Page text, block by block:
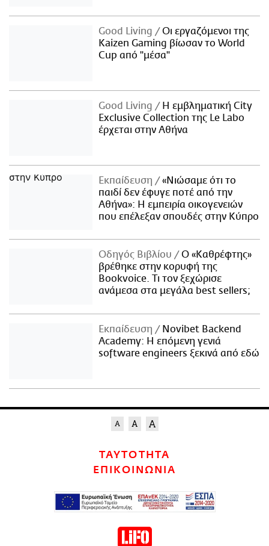
Good Living
Οι εργαζόμενοι της
Kaizen Gaming βίωσαν το World
Cup από "μέσα"
Good Living
Η εμβληματική City
Exclusive Collection της Le Labo
έρχεται στην Αθήνα
Εκπαίδευση
«Νιώσαμε ότι το
παιδί δεν έφυγε ποτέ από την
Αθήνα»: Η εμπειρία οικογενειών
που επέλεξαν σπουδές στην Κύπρο
Οδηγός Βιβλίου
Ο «Καθρέφτης»
βρέθηκε στην κορυφή της
Bookvoice. Τι τον ξεχώρισε
ανάμεσα στα μεγάλα best sellers;
Εκπαίδευση
Novibet Backend
Academy: Η επόμενη γενιά
software engineers ξεκινά από εδώ
ΤΑΥΤΟΤΗΤΑ
ΕΠΙΚΟΙΝΩΝΙΑ